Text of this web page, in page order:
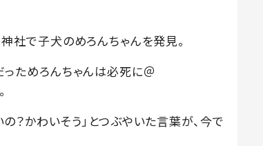
社で子犬のめろんちゃんを発見。
ためろんちゃんは必死に＠
？かわいそう」とつぶやいた言葉が、今で